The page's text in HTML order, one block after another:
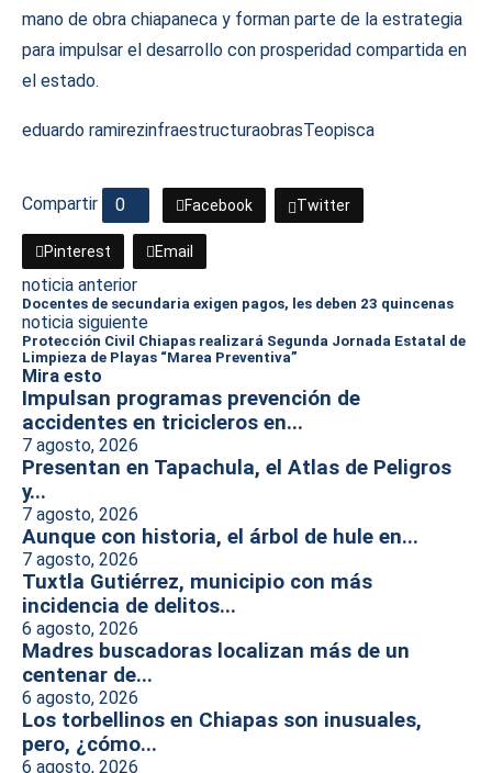
mano de obra chiapaneca y forman parte de la estrategia
para impulsar el desarrollo con prosperidad compartida en
el estado.
eduardo ramirezinfraestructuraobrasTeopisca
Compartir 0 Facebook Twitter
Pinterest Email
noticia anterior
Docentes de secundaria exigen pagos, les deben 23 quincenas
noticia siguiente
Protección Civil Chiapas realizará Segunda Jornada Estatal de
Limpieza de Playas “Marea Preventiva”
Mira esto
Impulsan programas prevención de
accidentes en tricicleros en...
7 agosto, 2026
Presentan en Tapachula, el Atlas de Peligros
y...
7 agosto, 2026
Aunque con historia, el árbol de hule en...
7 agosto, 2026
Tuxtla Gutiérrez, municipio con más
incidencia de delitos...
6 agosto, 2026
Madres buscadoras localizan más de un
centenar de...
6 agosto, 2026
Los torbellinos en Chiapas son inusuales,
pero, ¿cómo...
6 agosto, 2026